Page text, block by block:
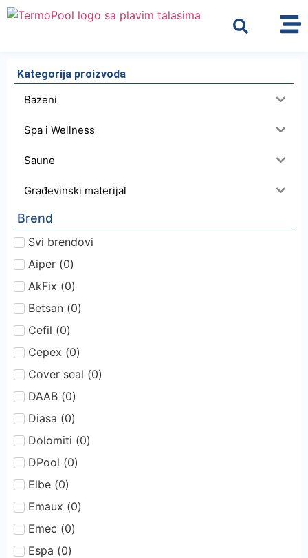
Kategorija proizvoda
Bazeni
Spa i Wellness
Saune
Građevinski materijal
Brend
Svi brendovi
Aiper (0)
AkFix (0)
Betsan (0)
Cefil (0)
Cepex (0)
Cover seal (0)
DAAB (0)
Diasa (0)
Dolomiti (0)
DPool (0)
Elbe (0)
Emaux (0)
Emec (0)
Espa (0)